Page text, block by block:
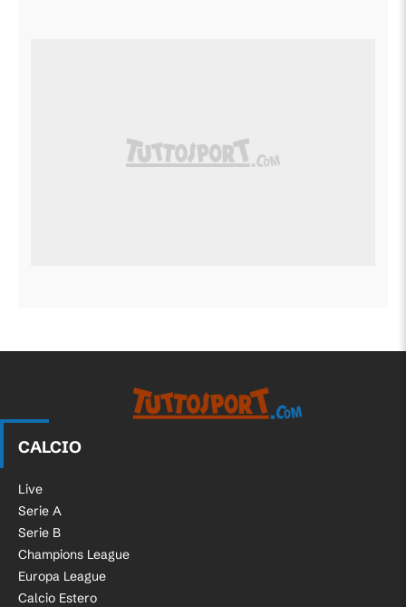
CALCIO
Live
Serie A
Serie B
Champions League
Europa League
Calcio Estero